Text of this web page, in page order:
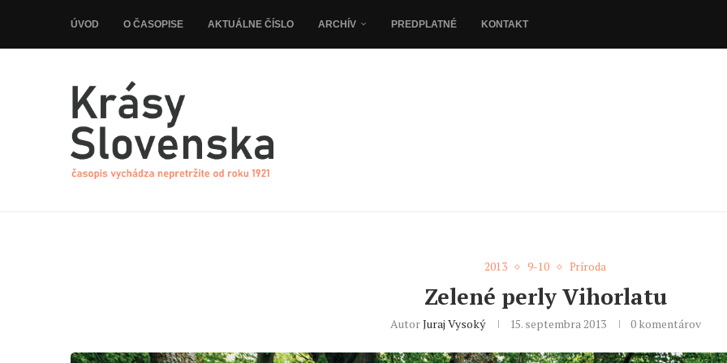
ÚVOD O ČASOPISE AKTUÁLNE ČÍSLO ARCHÍV PREDPLATNÉ KONTAKT
2013 9-10 Príroda
Zelené perly Vihorlatu
AutorJuraj Vysoký 15. septembra 2013 0 komentárov